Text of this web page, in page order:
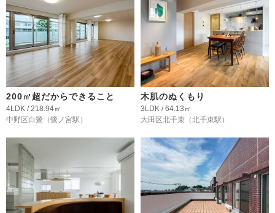
200㎡超だからできること
4LDK / 218.94㎡
中野区白鷺 （鷺ノ宮駅）
木肌のぬくもり
3LDK / 64.13㎡
大田区北千束 （北千束駅）